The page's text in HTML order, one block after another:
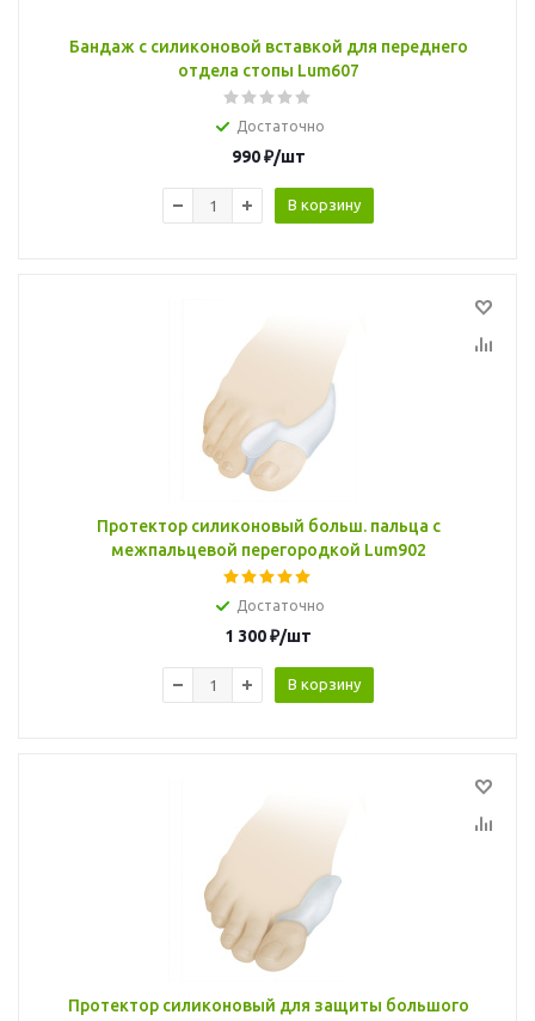
Бандаж с силиконовой вставкой для переднего
отдела стопы Lum607
Достаточно
990₽/шт
В корзину
Протектор силиконовый больш. пальца с
межпальцевой перегородкой Lum902
Достаточно
1 300₽/шт
В корзину
Протектор силиконовый для защиты большого